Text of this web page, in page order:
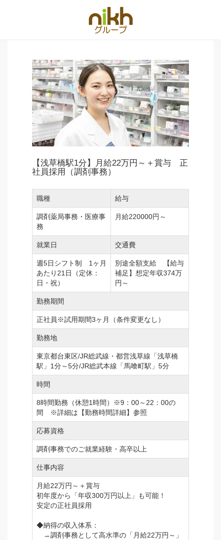
【浅草橋駅1分】月給22万円～＋賞与 正
社員採用（調剤事務）
職種 給与
調剤薬局事務・医療事
務
月給220000円～
就業日 交通費
週5日シフト制 1ヶ月
あたり21日（定休：
日・祝）
別途全額支給 【給与
補足】想定年収374万
円～
勤務期間
正社員※試用期間3ヶ月（条件変更なし）
勤務地
東京都台東区/JR総武線・都営浅草線「浅草橋
駅」1分～5分/JR総武本線「馬喰町駅」5分
時間
8時間勤務（休憩1時間）※9：00～22：00の
間 ※詳細は【勤務時間詳細】参照
応募資格
調剤事務でのご就業経験・高卒以上
仕事内容
月給22万円～＋賞与
初年度から「年収300万円以上」も可能！
安定の正社員採用
◆納得の収入体系：
→調剤事務として高水準の「月給22万円～」